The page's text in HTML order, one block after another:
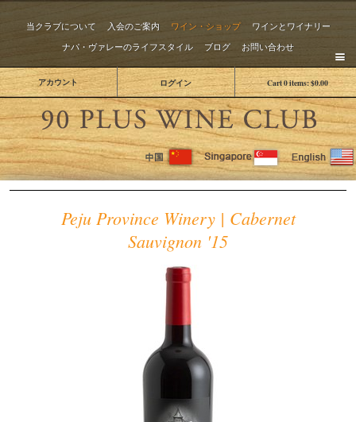
当クラブについて 入会のご案内 ワイン・ショップ
ワインとワイナリー
ナパ・ヴァレーのライフスタイル
ブログ お問い合わせ
Cart0items:$0.00
アカウント ログイン
The
Peju Province Winery | Cabernet
Sauvignon '15